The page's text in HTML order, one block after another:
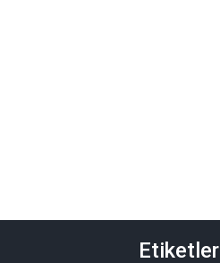
Etiketler